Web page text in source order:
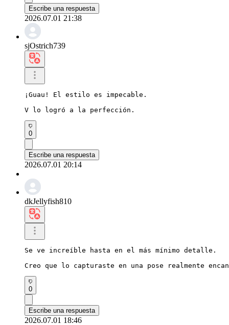
Escribe una respuesta
2026.07.01 21:38
sjOstrich739
¡Guau! El estilo es impecable.
V lo logró a la perfección.
0
Escribe una respuesta
2026.07.01 20:14
dkJellyfish810
Se ve increíble hasta en el más mínimo detalle.
Creo que lo capturaste en una pose realmente
0
Escribe una respuesta
2026.07.01 18:46